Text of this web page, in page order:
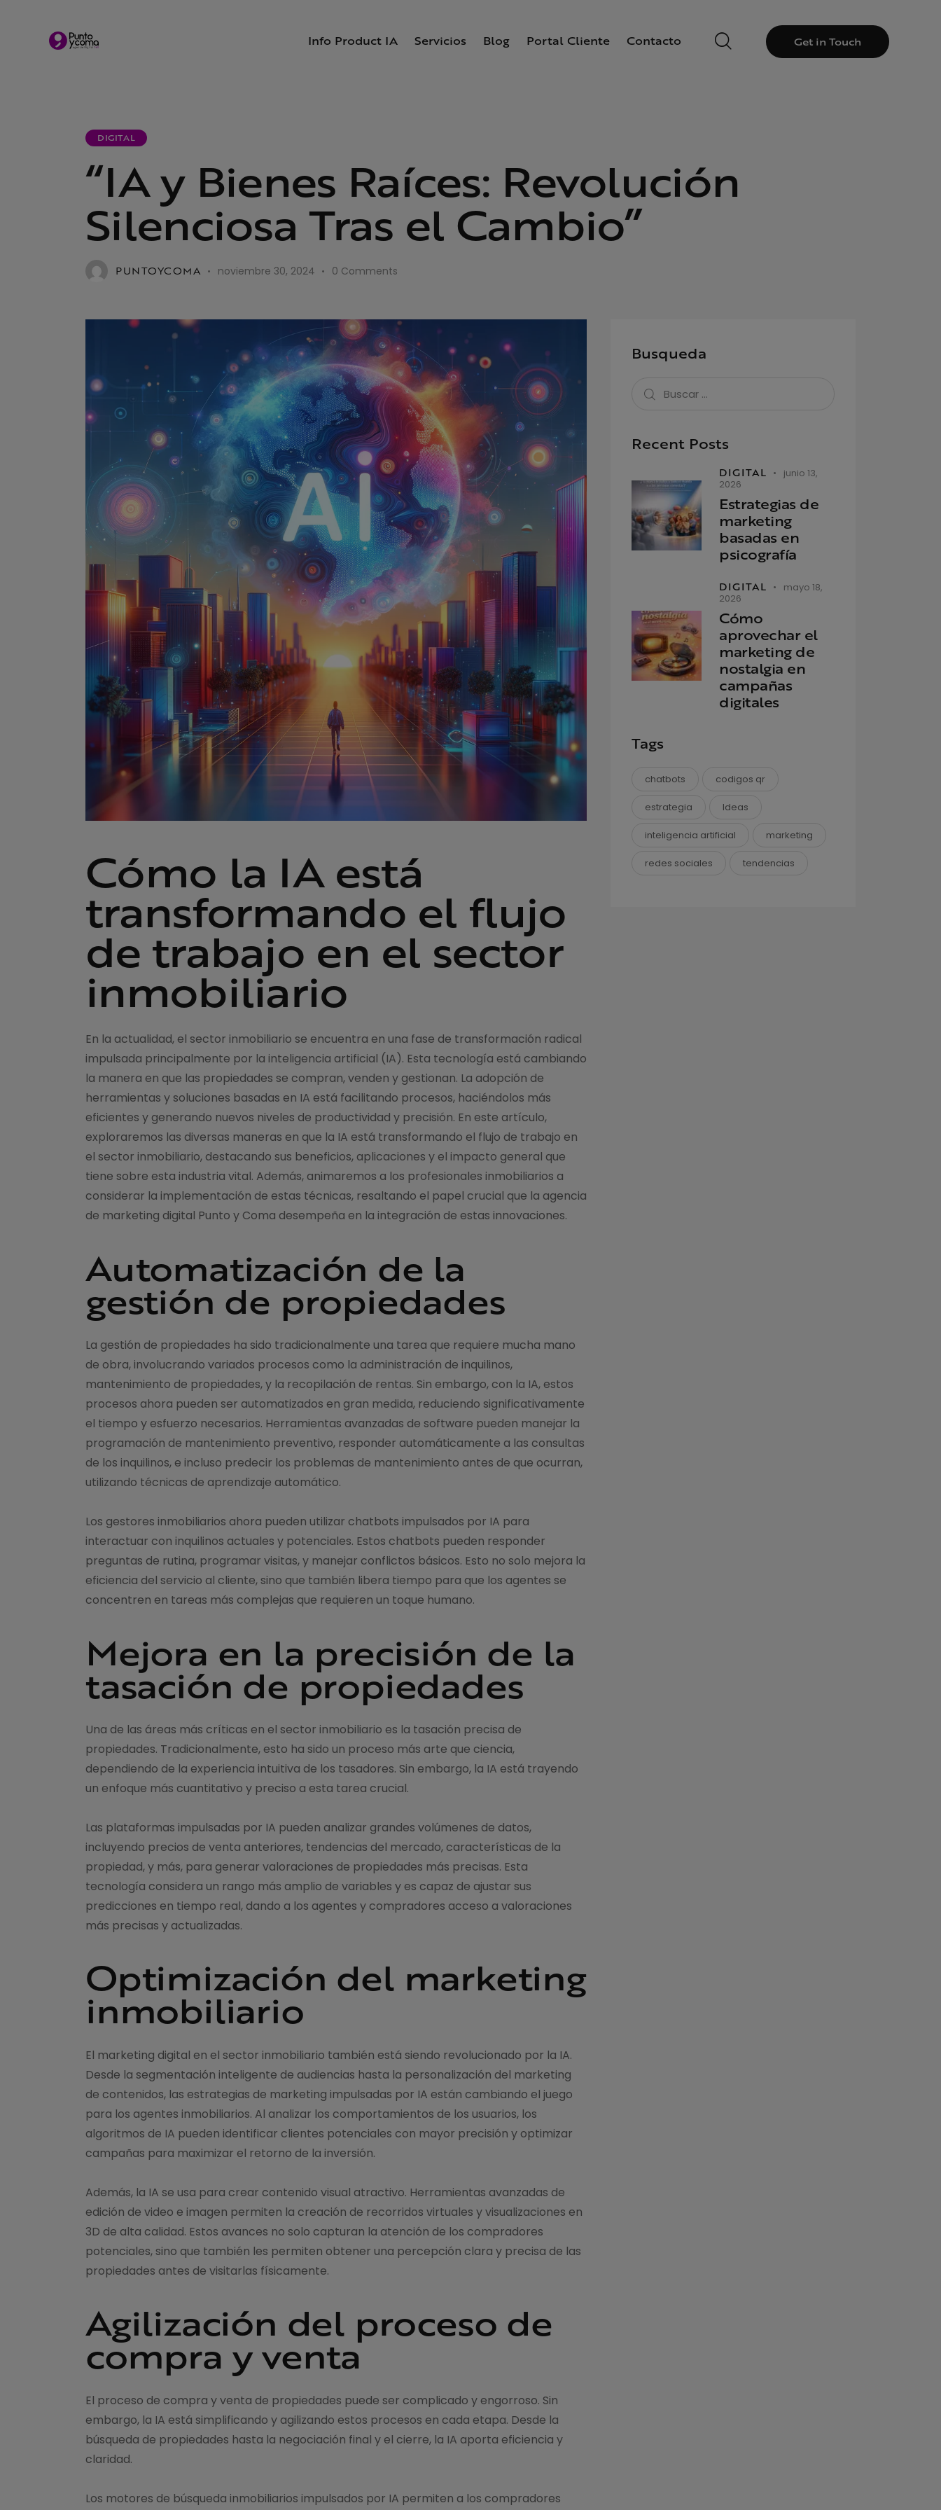
Info Product IA Servicios Blog Portal Cliente Contacto Get in Touch
DIGITAL
“IA y Bienes Raíces: Revolución
Silenciosa Tras el Cambio”
PUNTOYCOMA noviembre 30, 2024 0 Comments
Cómo la IA está
transformando el flujo
de trabajo en el sector
inmobiliario
En la actualidad, el sector inmobiliario se encuentra en una fase de transformación radical
impulsada principalmente por la inteligencia artificial (IA). Esta tecnología está cambiando
la manera en que las propiedades se compran, venden y gestionan. La adopción de
herramientas y soluciones basadas en IA está facilitando procesos, haciéndolos más
eficientes y generando nuevos niveles de productividad y precisión. En este artículo,
exploraremos las diversas maneras en que la IA está transformando el flujo de trabajo en
el sector inmobiliario, destacando sus beneficios, aplicaciones y el impacto general que
tiene sobre esta industria vital. Además, animaremos a los profesionales inmobiliarios a
considerar la implementación de estas técnicas, resaltando el papel crucial que la agencia
de marketing digital Punto y Coma desempeña en la integración de estas innovaciones.
Automatización de la
gestión de propiedades
La gestión de propiedades ha sido tradicionalmente una tarea que requiere mucha mano
de obra, involucrando variados procesos como la administración de inquilinos,
mantenimiento de propiedades, y la recopilación de rentas. Sin embargo, con la IA, estos
procesos ahora pueden ser automatizados en gran medida, reduciendo significativamente
el tiempo y esfuerzo necesarios. Herramientas avanzadas de software pueden manejar la
programación de mantenimiento preventivo, responder automáticamente a las consultas
de los inquilinos, e incluso predecir los problemas de mantenimiento antes de que ocurran,
utilizando técnicas de aprendizaje automático.
Los gestores inmobiliarios ahora pueden utilizar chatbots impulsados por IA para
interactuar con inquilinos actuales y potenciales. Estos chatbots pueden responder
preguntas de rutina, programar visitas, y manejar conflictos básicos. Esto no solo mejora la
eficiencia del servicio al cliente, sino que también libera tiempo para que los agentes se
concentren en tareas más complejas que requieren un toque humano.
Mejora en la precisión de la
tasación de propiedades
Una de las áreas más críticas en el sector inmobiliario es la tasación precisa de
propiedades. Tradicionalmente, esto ha sido un proceso más arte que ciencia,
dependiendo de la experiencia intuitiva de los tasadores. Sin embargo, la IA está trayendo
un enfoque más cuantitativo y preciso a esta tarea crucial.
Las plataformas impulsadas por IA pueden analizar grandes volúmenes de datos,
incluyendo precios de venta anteriores, tendencias del mercado, características de la
propiedad, y más, para generar valoraciones de propiedades más precisas. Esta
tecnología considera un rango más amplio de variables y es capaz de ajustar sus
predicciones en tiempo real, dando a los agentes y compradores acceso a valoraciones
más precisas y actualizadas.
Optimización del marketing
inmobiliario
El marketing digital en el sector inmobiliario también está siendo revolucionado por la IA.
Desde la segmentación inteligente de audiencias hasta la personalización del marketing
de contenidos, las estrategias de marketing impulsadas por IA están cambiando el juego
para los agentes inmobiliarios. Al analizar los comportamientos de los usuarios, los
algoritmos de IA pueden identificar clientes potenciales con mayor precisión y optimizar
campañas para maximizar el retorno de la inversión.
Además, la IA se usa para crear contenido visual atractivo. Herramientas avanzadas de
edición de video e imagen permiten la creación de recorridos virtuales y visualizaciones en
3D de alta calidad. Estos avances no solo capturan la atención de los compradores
potenciales, sino que también les permiten obtener una percepción clara y precisa de las
propiedades antes de visitarlas físicamente.
Agilización del proceso de
compra y venta
El proceso de compra y venta de propiedades puede ser complicado y engorroso. Sin
embargo, la IA está simplificando y agilizando estos procesos en cada etapa. Desde la
búsqueda de propiedades hasta la negociación final y el cierre, la IA aporta eficiencia y
claridad.
Los motores de búsqueda inmobiliarios impulsados por IA permiten a los compradores
Busqueda
Recent Posts
DIGITAL
junio 13,
2026
Estrategias de
marketing
basadas en
psicografía
DIGITAL
mayo 18,
2026
Cómo
aprovechar el
marketing de
nostalgia en
campañas
digitales
Tags
chatbots codigos qr
estrategia Ideas
inteligencia artificial marketing
redes sociales tendencias